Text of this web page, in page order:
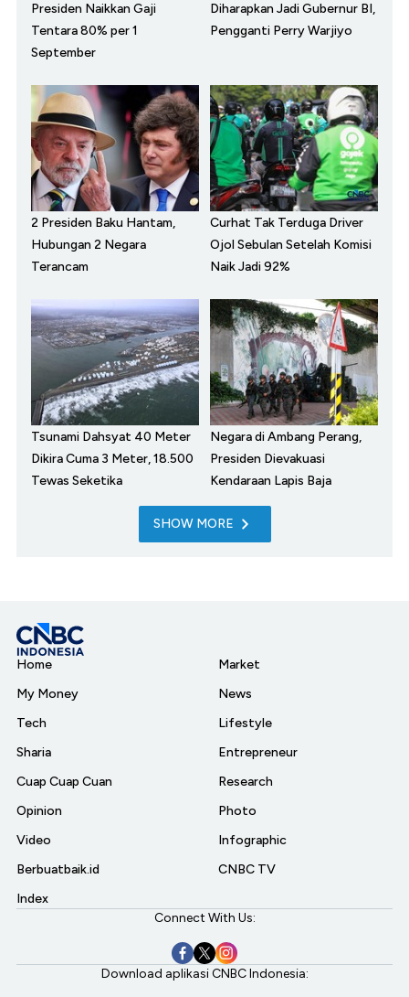
Presiden Naikkan Gaji
Tentara 80% per 1
September
Diharapkan Jadi Gubernur BI,
Pengganti Perry Warjiyo
2 Presiden Baku Hantam,
Hubungan 2 Negara
Terancam
Curhat Tak Terduga Driver
Ojol Sebulan Setelah Komisi
Naik Jadi 92%
Tsunami Dahsyat 40 Meter
Dikira Cuma 3 Meter, 18.500
Tewas Seketika
Negara di Ambang Perang,
Presiden Dievakuasi
Kendaraan Lapis Baja
SHOW MORE
Home
My Money
Tech
Sharia
Cuap Cuap Cuan
Opinion
Video
Berbuatbaik.id
Index
Market
News
Lifestyle
Entrepreneur
Research
Photo
Infographic
CNBC TV
Connect With Us:
Download aplikasi CNBC Indonesia: